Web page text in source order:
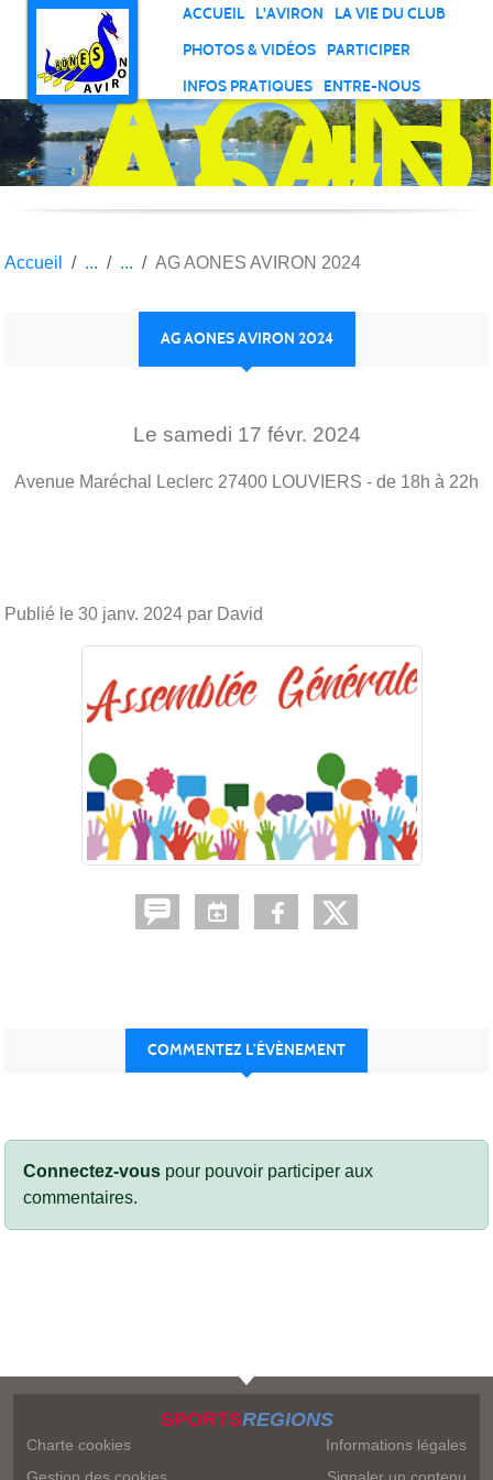
ACCUEIL L'AVIRON
LA VIE DU CLUB
PHOTOS & VIDÉOS
PARTICIPER
INFOS PRATIQUES
ENTRE-NOUS
27
Accueil AG AONES AVIRON 2024
AG AONES AVIRON 2024
Le samedi 17 févr. 2024
Avenue Maréchal Leclerc 27400 LOUVIERS - de 18h à 22h
Publié le 30 janv. 2024 par David
COMMENTEZ L’ÉVÈNEMENT
Connectez-vous pour pouvoir participer aux
commentaires.
SPORTSREGIONS
Charte cookies
Informations légales
Panneau de gestion des cookies